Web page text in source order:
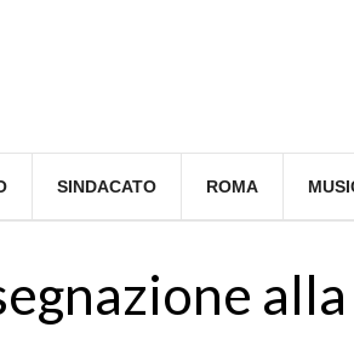
SINDACATO ROMA